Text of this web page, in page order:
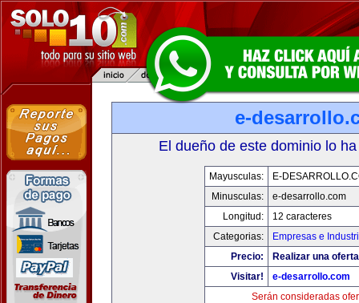
e-
El dueño de este dominio lo
Mayusculas:
E-
Minusculas:
e-desarrollo.com
Longitud:
12 caracteres
Categorias:
Empresas e
Precio:
Realizar una
Visitar!
e-desarrollo.com
Serán consideradas